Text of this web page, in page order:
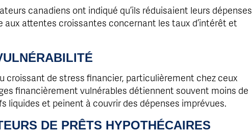
canadiens ont indiqué qu’ils réduisaient leurs dépenses
aux attentes croissantes concernant les taux d’intérêt et
croissant de stress financier, particulièrement chez ceux
financièrement vulnérables détiennent souvent moins de
liquides et peinent à couvrir des dépenses imprévues.
DE PRÊTS HYPOTHÉCAIRES